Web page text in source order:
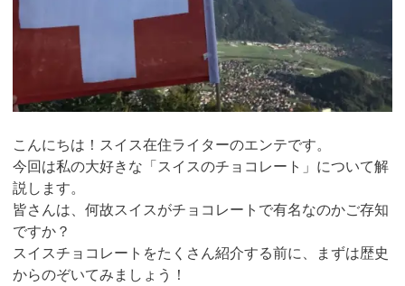
こんにちは！スイス在住ライターのエンテです。
今回は私の大好きな「スイスのチョコレート」について解
説します。
皆さんは、何故スイスがチョコレートで有名なのかご存知
ですか？
スイスチョコレートをたくさん紹介する前に、まずは歴史
からのぞいてみましょう！